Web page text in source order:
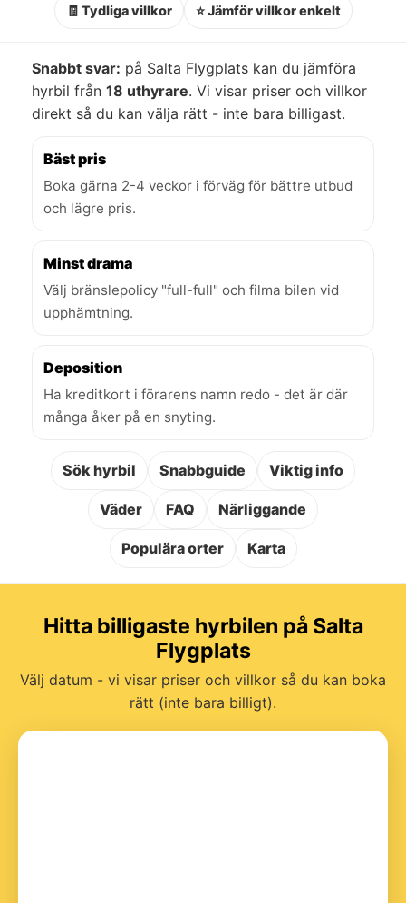
🧾 Tydliga villkor ⭐ Jämför villkor enkelt
Snabbt svar: på Salta Flygplats kan du jämföra
hyrbil från 18 uthyrare. Vi visar priser och villkor
direkt så du kan välja rätt - inte bara billigast.
Bäst pris
Boka gärna 2-4 veckor i förväg för bättre utbud
och lägre pris.
Minst drama
Välj bränslepolicy "full-full" och filma bilen vid
upphämtning.
Deposition
Ha kreditkort i förarens namn redo - det är där
många åker på en snyting.
Sök hyrbil Snabbguide Viktig info
Väder FAQ Närliggande
Populära orter Karta
Hitta billigaste hyrbilen på Salta
Flygplats
Välj datum - vi visar priser och villkor så du kan boka
rätt (inte bara billigt).